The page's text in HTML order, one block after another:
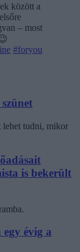
között a
– most
#foryou
lehet tudni, mikor
is bekerült
évig a